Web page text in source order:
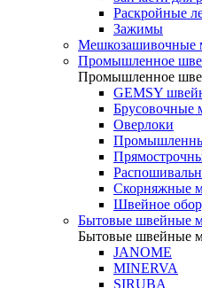
Раскройные
Зажимы
Мешкозашивочные
Промышленное
Промышленное
GEMSY
Брусовочные
Оверлоки
Скорняжные
Швейное
Бытовые швейные
Бытовые швейные
JANOME
MINERVA
SIRUBA